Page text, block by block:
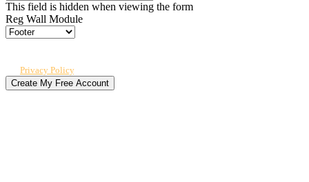
This field is hidden when viewing the form
Reg Wall Module
Privacy Policy.